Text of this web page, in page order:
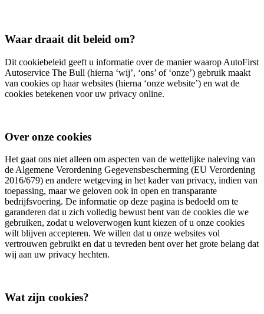
Waar draait dit beleid om?
Dit cookiebeleid geeft u informatie over de manier waarop AutoFirst
Autoservice The Bull (hierna ‘wij’, ‘ons’ of ‘onze’) gebruik maakt
van cookies op haar websites (hierna ‘onze website’) en wat de
cookies betekenen voor uw privacy online.
Over onze cookies
Het gaat ons niet alleen om aspecten van de wettelijke naleving van
de Algemene Verordening Gegevensbescherming (EU Verordening
2016/679) en andere wetgeving in het kader van privacy, indien van
toepassing, maar we geloven ook in open en transparante
bedrijfsvoering. De informatie op deze pagina is bedoeld om te
garanderen dat u zich volledig bewust bent van de cookies die we
gebruiken, zodat u weloverwogen kunt kiezen of u onze cookies
wilt blijven accepteren. We willen dat u onze websites vol
vertrouwen gebruikt en dat u tevreden bent over het grote belang dat
wij aan uw privacy hechten.
Wat zijn cookies?